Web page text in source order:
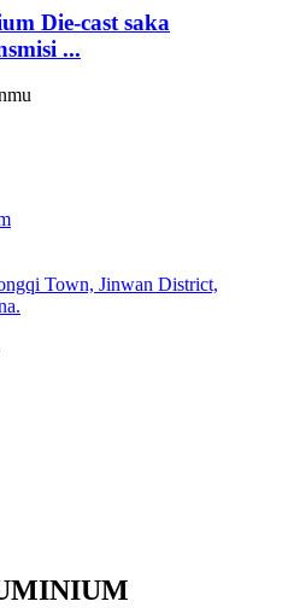
Die-cast saka
...
Town, Jinwan District,